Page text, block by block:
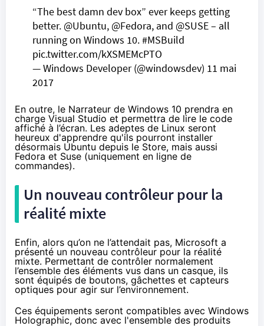
“The best damn dev box” ever keeps getting
better. @Ubuntu, @Fedora, and @SUSE– all
running on Windows 10.#MSBuild
pic.twitter.com/kXSMEMcPTO
— Windows Developer (@windowsdev) 11 mai
2017
En outre, le Narrateur de Windows 10 prendra en
charge Visual Studio et permettra de lire le code
affiché à l’écran. Les adeptes de Linux seront
heureux d'apprendre qu'ils pourront installer
désormais Ubuntu depuis le Store, mais aussi
Fedora et Suse (uniquement en ligne de
commandes).
Un nouveau contrôleur pour la
réalité mixte
Enfin, alors qu’on ne l’attendait pas, Microsoft a
présenté un nouveau contrôleur pour la réalité
mixte. Permettant de contrôler normalement
l’ensemble des éléments vus dans un casque, ils
sont équipés de boutons, gâchettes et capteurs
optiques pour agir sur l’environnement.
Ces équipements seront compatibles avec Windows
Holographic, donc avec l'ensemble des produits